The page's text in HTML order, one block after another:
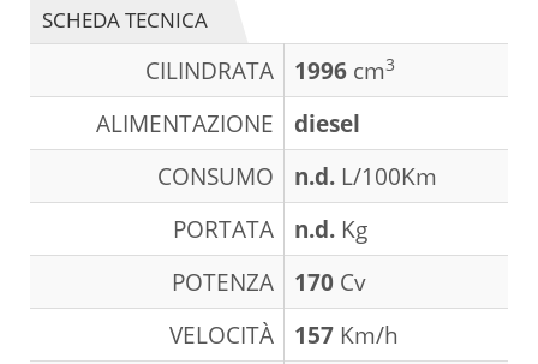
SCHEDA TECNICA
CILINDRATA 1996 cm3
ALIMENTAZIONE
diesel
CONSUMO
n.d. L/100Km
PORTATA
n.d. Kg
POTENZA
170 Cv
VELOCITÀ
157 Km/h